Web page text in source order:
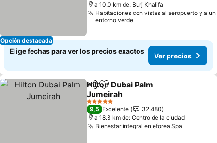
Opción destacada
a 10.0 km de: Burj Khalifa
Habitaciones con vistas al aeropuerto y a un
entorno verde
Elige fechas para ver los precios exactos
Ver precios
CompartirAgregar a favoritos
Hilton Dubai Palm
Jumeirah
5 Estrellas
9,5 Excelente
32.480
a 18.3 km de: Centro de la ciudad
Bienestar integral en eforea Spa